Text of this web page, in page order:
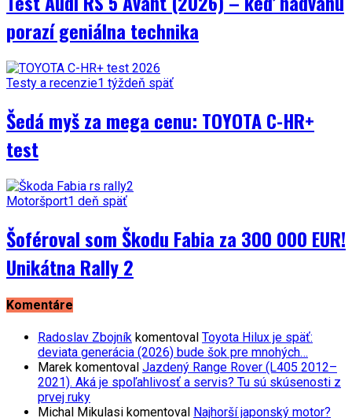
porazí geniálna technika
Testy a recenzie1 týždeň späť
Šedá myš za mega cenu: TOYOTA C-HR+
test
Motoršport1 deň späť
Šoféroval som Škodu Fabia za 300 000 EUR!
Unikátna Rally 2
Komentáre
Radoslav Zbojník komentoval Toyota Hilux je späť:
deviata generácia (2026) bude šok pre mnohých…
Marek komentoval Jazdený Range Rover (L405 2012–
2021). Aká je spoľahlivosť a servis? Tu sú skúsenosti z
prvej ruky
Michal Mikulasi komentoval Najhorší japonský motor?